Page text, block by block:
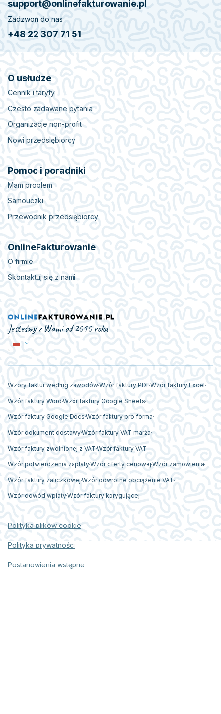
support@onlinefakturowanie.pl
Zadzwoń do nas
+48 22 307 71 51
O usłudze
Cennik i taryfy
Czesto zadawane pytania
Organizacje non-profit
Nowi przedsiębiorcy
Pomoc i poradniki
Mam problem
Samouczki
Przewodnik przedsiębiorcy
OnlineFakturowanie
O firmie
Skontaktuj się z nami
Jesteśmy z Wami od 2010 roku
Wzory faktur według zawodówWzór faktury PDF Wzór faktury Excel
Wzór faktury Word Wzór faktury Google Sheets
Wzór faktury Google Docs Wzór faktury pro forma
Wzór dokument dostawyWzór faktury VAT marża
Wzór faktury zwolnionej z VAT Wzór faktury VAT
Wzór potwierdzenia zapłatyWzór oferty cenowej Wzór zamówienia
Wzór faktury zaliczkowej Wzór odwrotne obciążenie VAT
Wzór dowód wpłatyWzór faktury korygującej
Polityka plików cookie
Polityka prywatności
Postanowienia wstępne